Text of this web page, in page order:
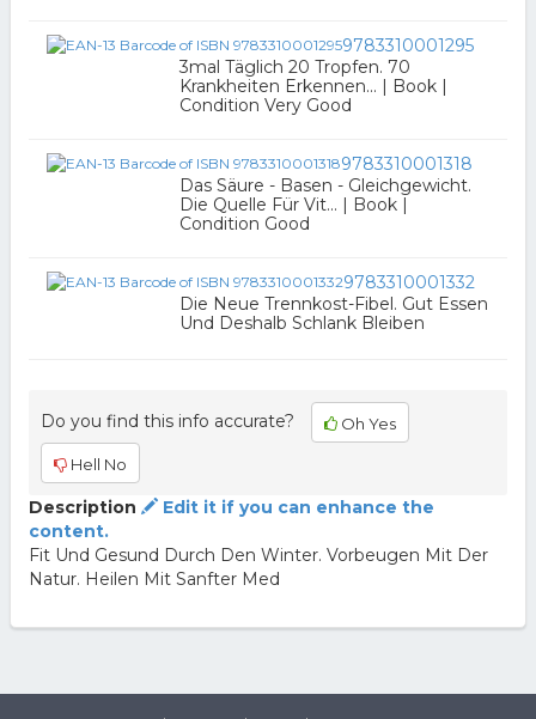
9783310001295
3mal Täglich 20 Tropfen. 70
Krankheiten Erkennen... | Book |
Condition Very Good
9783310001318
Das Säure - Basen - Gleichgewicht.
Die Quelle Für Vit... | Book |
Condition Good
9783310001332
Die Neue Trennkost-Fibel. Gut Essen
Und Deshalb Schlank Bleiben
Do you find this info accurate? Oh Yes
Hell No
Description
Edit it if you can enhance the
content.
Fit Und Gesund Durch Den Winter. Vorbeugen Mit Der
Natur. Heilen Mit Sanfter Med